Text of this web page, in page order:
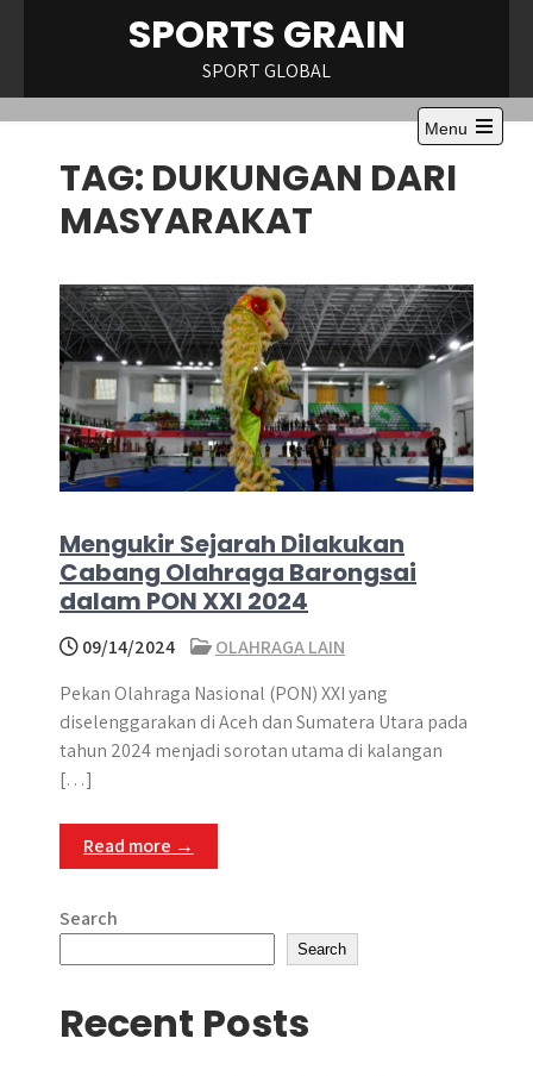
SPORTS GRAIN
SPORT GLOBAL
Menu
Open
TAG: DUKUNGAN DARI
MASYARAKAT
Mengukir Sejarah Dilakukan
Cabang Olahraga Barongsai
dalam PON XXI 2024
09/14/2024
OLAHRAGA LAIN
Pekan Olahraga Nasional (PON) XXI yang
diselenggarakan di Aceh dan Sumatera Utara pada
tahun 2024 menjadi sorotan utama di kalangan
[…]
Read more →
Search
Search
Recent Posts